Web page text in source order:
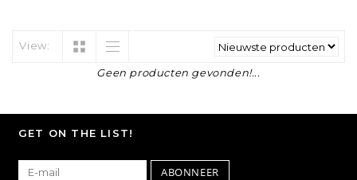
View:
Geen producten gevonden!...
GET ON THE LIST!
ABONNEER